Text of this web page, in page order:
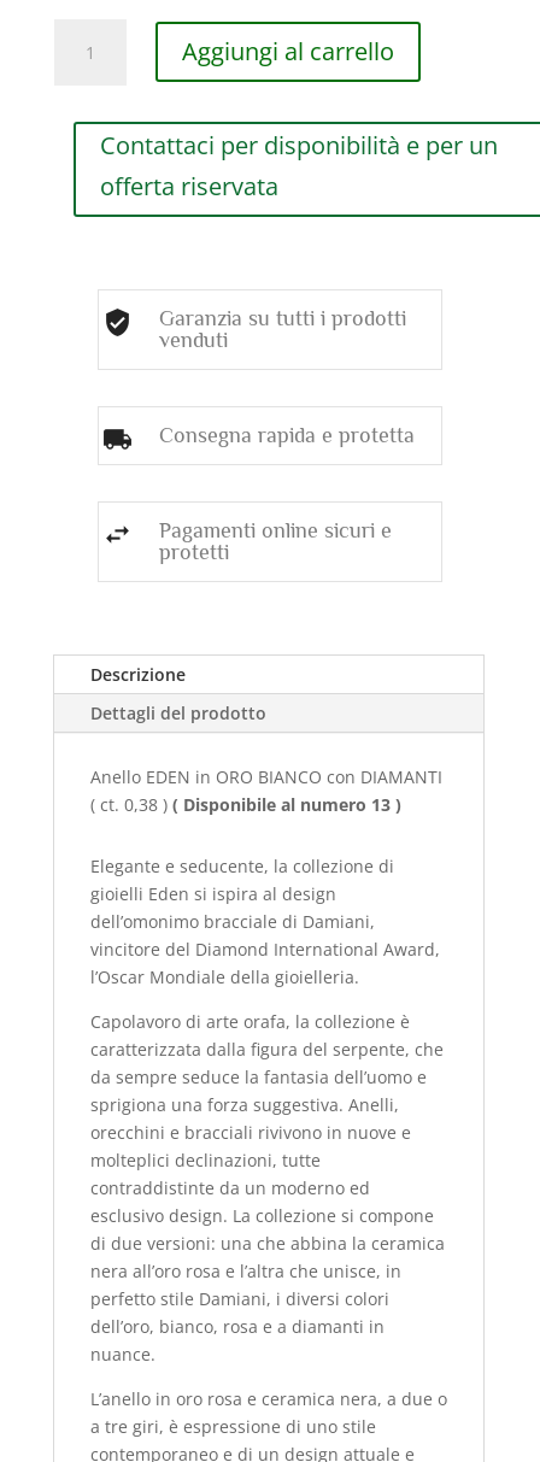
DAMIANI
NUMERO
Aggiungi al carrello
Contattaci per disponibilità e per un
offerta riservata
Garanzia su tutti i prodotti
venduti
Consegna rapida e protetta
Pagamenti online sicuri e
protetti
Descrizione
Dettagli del prodotto
Anello EDEN in ORO BIANCO con DIAMANTI
( ct. 0,38 ) ( Disponibile al numero 13 )
Elegante e seducente, la collezione di
gioielli Eden si ispira al design
dell’omonimo bracciale di Damiani,
vincitore del Diamond International Award,
l’Oscar Mondiale della gioielleria.
Capolavoro di arte orafa, la collezione è
caratterizzata dalla figura del serpente, che
da sempre seduce la fantasia dell’uomo e
sprigiona una forza suggestiva. Anelli,
orecchini e bracciali rivivono in nuove e
molteplici declinazioni, tutte
contraddistinte da un moderno ed
esclusivo design. La collezione si compone
di due versioni: una che abbina la ceramica
nera all’oro rosa e l’altra che unisce, in
perfetto stile Damiani, i diversi colori
dell’oro, bianco, rosa e a diamanti in
nuance.
L’anello in oro rosa e ceramica nera, a due o
a tre giri, è espressione di uno stile
contemporaneo e di un design attuale e